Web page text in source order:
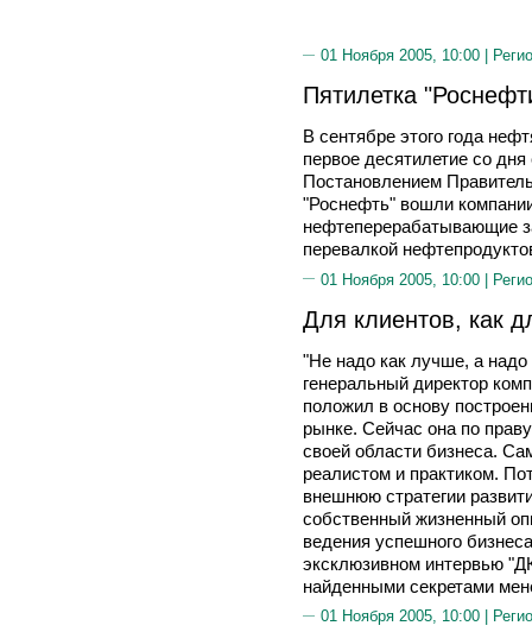
01 Ноября 2005, 10:00 |
Пятилетка
В сентябре этого года
первое десятилетие со
Постановлением
"Роснефть" вошли
нефтеперерабатывающие
перевалкой
01 Ноября 2005, 10:00 |
Для клиентов, как
"Не надо как лучше, а надо
генеральный директор
положил в основу
рынке. Сейчас она по
своей области бизнеса.
реалистом и практиком.
внешнюю стратегии
собственный жизненный
ведения успешного
эксклюзивном интервью
найденными секретами
01 Ноября 2005, 10:00 |